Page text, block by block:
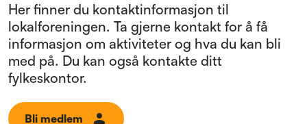
Her finner du kontaktinformasjon til
lokalforeningen. Ta gjerne kontakt for å få
informasjon om aktiviteter og hva du kan bli
med på. Du kan også kontakte ditt
fylkeskontor.
Bli medlem